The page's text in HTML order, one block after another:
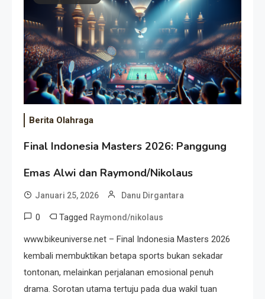
Event Besar
Berita Olahraga
Final Indonesia Masters 2026: Panggung
Emas Alwi dan Raymond/Nikolaus
Januari 25, 2026 Danu Dirgantara
0 Tagged Raymond/nikolaus
www.bikeuniverse.net – Final Indonesia Masters 2026
kembali membuktikan betapa sports bukan sekadar
tontonan, melainkan perjalanan emosional penuh
drama. Sorotan utama tertuju pada dua wakil tuan